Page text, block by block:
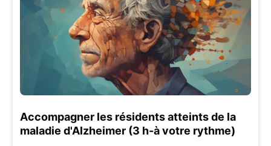
Accompagner les résidents atteints de la
maladie d'Alzheimer (3 h-à votre rythme)